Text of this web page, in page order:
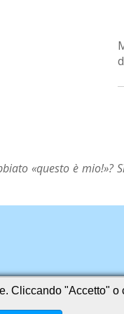
«questo è mio!»?
Cliccando "Accetto"